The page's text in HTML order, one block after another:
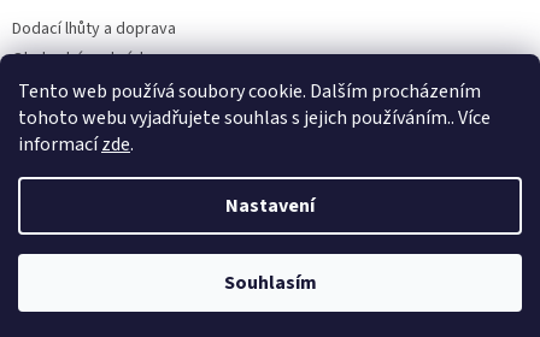
Tento web používá soubory cookie. Dalším procházením
tohoto webu vyjadřujete souhlas s jejich používáním.. Více
informacízde.
Nastavení
Souhlasím
Dodací lhůty a doprava
Obchodní podmínky
Copyright 2026Retrostyl.cz. Všechna práva vyhrazena.
/* Tohle skrývá tlačítko košíku a posouvá a zvýrazňuje tlačítko